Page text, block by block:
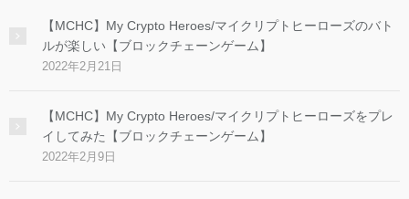
【MCHC】My Crypto Heroes/マイクリプトヒーローズのバト
ルが楽しい【ブロックチェーンゲーム】
2022年2月21日
【MCHC】My Crypto Heroes/マイクリプトヒーローズをプレ
イしてみた【ブロックチェーンゲーム】
2022年2月9日